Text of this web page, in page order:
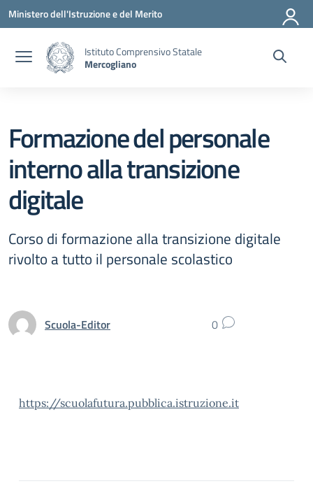
Vai ai contenuti
Vai al menu di navigazione
Vai al footer
Ministero dell'Istruzione e del Merito
Istituto Comprensivo Statale
Mercogliano
Formazione del personale
interno alla transizione
digitale
Corso di formazione alla transizione digitale
rivolto a tutto il personale scolastico
Scuola-Editor 0
https://scuolafutura.pubblica.istruzione.it